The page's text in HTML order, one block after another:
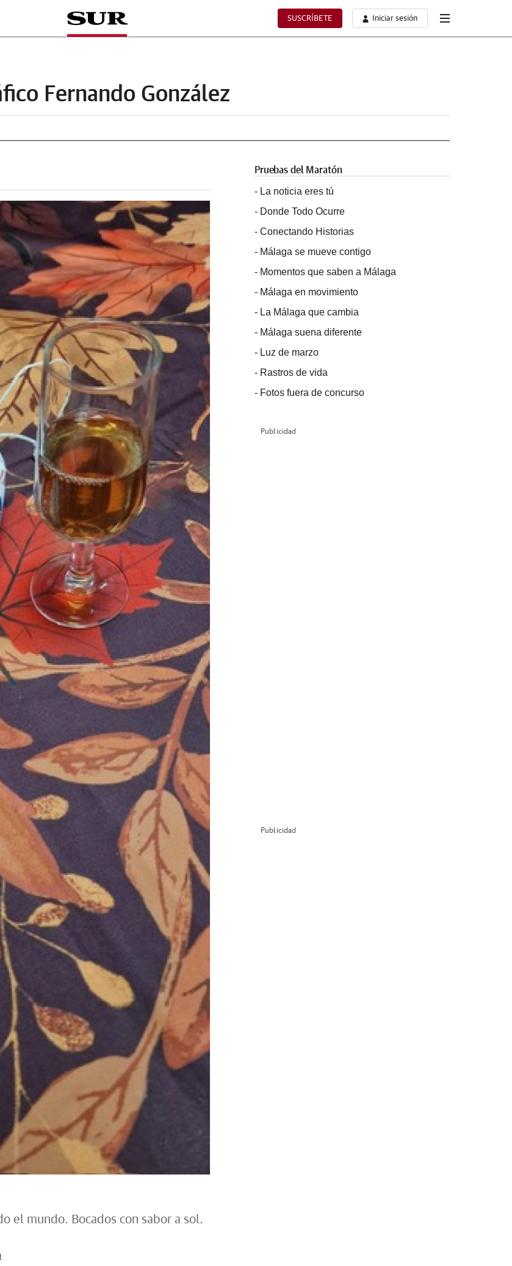
SUSCRÍBETE Iniciar sesión
Fernando González
el mundo. Bocados con sabor a sol.
Pruebas del Maratón
- La noticia eres tú
- Donde Todo Ocurre
- Conectando Historias
- Málaga se mueve contigo
- Momentos que saben a Málaga
- Málaga en movimiento
- La Málaga que cambia
- Málaga suena diferente
- Luz de marzo
- Rastros de vida
- Fotos fuera de concurso
Publicidad
Publicidad